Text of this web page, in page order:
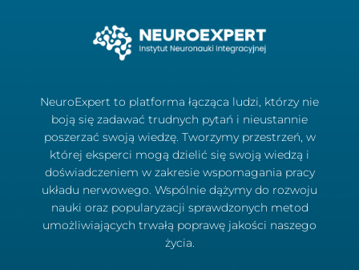
NeuroExpert to platforma łącząca ludzi, którzy nie
boją się zadawać trudnych pytań i nieustannie
poszerzać swoją wiedzę. Tworzymy przestrzeń, w
której eksperci mogą dzielić się swoją wiedzą i
doświadczeniem w zakresie wspomagania pracy
układu nerwowego. Wspólnie dążymy do rozwoju
nauki oraz popularyzacji sprawdzonych metod
umożliwiających trwałą poprawę jakości naszego
życia.